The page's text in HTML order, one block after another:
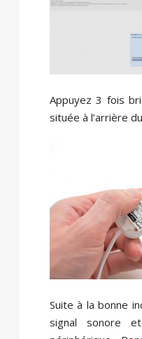
Appuyez 3 fois
située à l’arrière
Suite à la bonne
signal sonore